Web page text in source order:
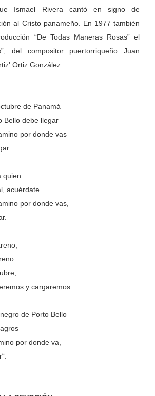
Ismael Rivera cantó en signo de
al Cristo panameño. En 1977 también
“De Todas Maneras Rosas” el
del compositor puertorriqueño Juan
Ortiz González
de Panamá
Bello debe llegar
por donde vas
quien
acuérdate
por donde vas,
y cargaremos.
de Porto Bello
por donde va,